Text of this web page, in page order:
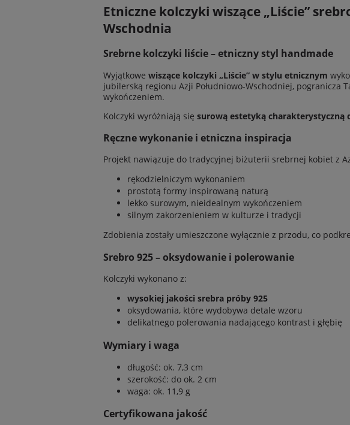
Cena nie zawiera
kosztów płatności
Etniczne kolczyki wiszące „Liście”
Wschodnia
Srebrne kolczyki liście – etniczny styl handmade
Wyjątkowe wiszące kolczyki „Liście” w stylu etnicznym
jubilerską regionu Azji Południowo-Wschodniej, pogranicza
wykończeniem.
Kolczyki wyróżniają się surową estetyką charakterystyczną
Ręczne wykonanie i etniczna inspiracja
Projekt nawiązuje do tradycyjnej biżuterii srebrnej kobiet z
rękodzielniczym wykonaniem
prostotą formy inspirowaną naturą
lekko surowym, nieidealnym wykończeniem
silnym zakorzenieniem w kulturze i tradycji
Zdobienia zostały umieszczone wyłącznie z przodu, co
Srebro 925 – oksydowanie i polerowanie
Kolczyki wykonano z:
wysokiej jakości srebra próby 925
oksydowania, które wydobywa detale wzoru
delikatnego polerowania nadającego kontrast i głębię
Wymiary i waga
długość: ok. 7,3 cm
szerokość: do ok. 2 cm
waga: ok. 11,9 g
Certyfikowana jakość